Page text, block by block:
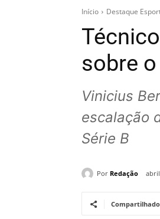
Início Destaque
sobre
Vinicius
escalação
Série B
Por Redação abril
Compartilhado